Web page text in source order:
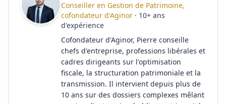
Conseiller en Gestion de Patrimoine,
cofondateur d'Aginor · 10+ ans
d'expérience
Cofondateur d'Aginor, Pierre conseille
chefs d'entreprise, professions libérales et
cadres dirigeants sur l'optimisation
fiscale, la structuration patrimoniale et la
transmission. Il intervient depuis plus de
10 ans sur des dossiers complexes mêlant